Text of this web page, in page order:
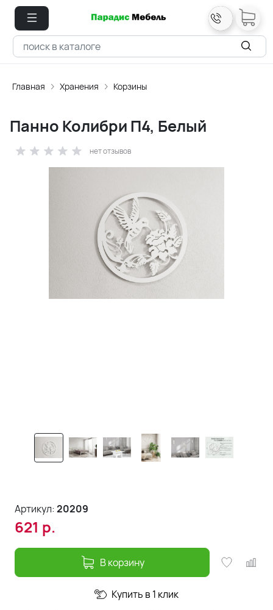
Главная Хранения Корзины
Панно Колибри П4, Белый
нет отзывов
Артикул:20209
621 р.
В корзину
Купить в 1 клик